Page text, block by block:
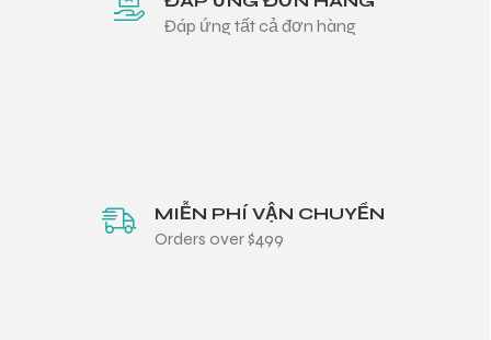
Đáp ứng tất cả đơn hàng
MIỄN PHÍ VẬN CHUYỂN
Orders over $499